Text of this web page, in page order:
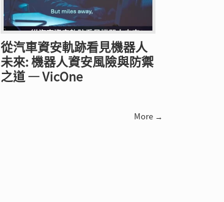
從汽車資安軌跡看見機器人
未來: 機器人資安風險與防禦
之道 — VicOne
More →